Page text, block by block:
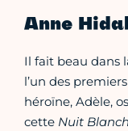
Anne
Il fait beau dans
l’un des
héroïne, Adèle,
cette Nuit